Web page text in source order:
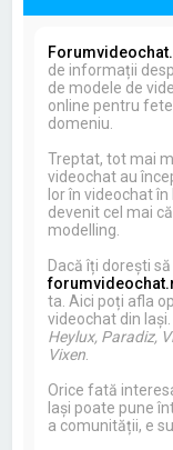
de informații
de modele de
online pentru
domeniu.
Treptat, tot mai
videochat au
lor în videochat
devenit cel mai
modelling.
Dacă îți dorești
ta. Aici poți afla
videochat din
Heylux, Paradiz,
Vixen
Orice fată
Iași poate pune
a comunității, e